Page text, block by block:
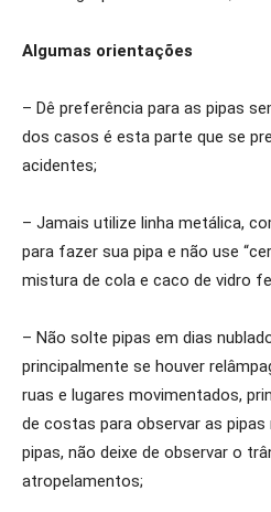
Algumas orientações
– Dê preferência para as pipas
dos casos é esta parte que se
acidentes;
– Jamais utilize linha metálica,
para fazer sua pipa e não use
mistura de cola e caco de vidro
– Não solte pipas em dias
principalmente se houver
ruas e lugares movimentados,
de costas para observar as
pipas, não deixe de observar o
atropelamentos;